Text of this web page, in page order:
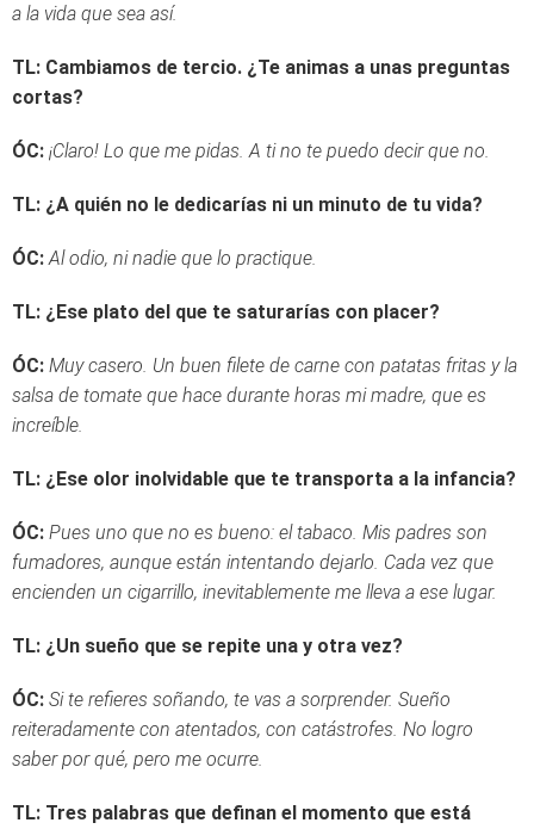
a la vida que sea así.
TL: Cambiamos de tercio. ¿Te animas a unas preguntas
cortas?
ÓC: ¡Claro! Lo que me pidas. A ti no te puedo decir que no.
TL: ¿A quién no le dedicarías ni un minuto de tu vida?
ÓC: Al odio, ni nadie que lo practique.
TL: ¿Ese plato del que te saturarías con placer?
ÓC: Muy casero. Un buen filete de carne con patatas fritas y la
salsa de tomate que hace durante horas mi madre, que es
increíble.
TL: ¿Ese olor inolvidable que te transporta a la infancia?
ÓC: Pues uno que no es bueno: el tabaco. Mis padres son
fumadores, aunque están intentando dejarlo. Cada vez que
encienden un cigarrillo, inevitablemente me lleva a ese lugar.
TL: ¿Un sueño que se repite una y otra vez?
ÓC: Si te refieres soñando, te vas a sorprender. Sueño
reiteradamente con atentados, con catástrofes. No logro
saber por qué, pero me ocurre.
TL: Tres palabras que definan el momento que está